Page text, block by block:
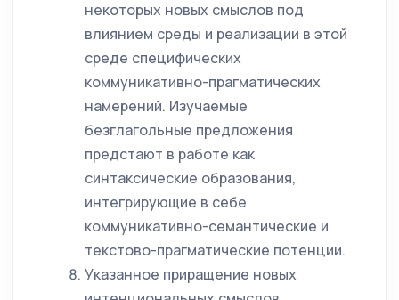
некоторых новых смыслов под
влиянием среды и реализации в этой
среде специфических
коммуникативно-прагматических
намерений. Изучаемые
безглагольные предложения
предстают в работе как
синтаксические образования,
интегрирующие в себе
коммуникативно-семантические и
текстово-прагматические потенции.
Указанное приращение новых